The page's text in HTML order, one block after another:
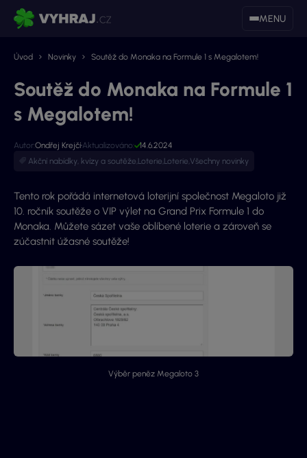
MENU
Úvod Novinky Soutěž do Monaka na Formule 1 s Megalotem!
Soutěž do Monaka na Formule 1
s Megalotem!
Autor:Ondřej Krejčí Aktualizováno:
14.6.2024
Akční nabídky, kvízy a soutěže,Loterie,Loterie,Všechny novinky
Tento rok pořádá internetová loterijní společnost Megaloto již
10. ročník soutěže o VIP výlet na Grand Prix Formule 1 do
Monaka. Můžete sázet vaše oblíbené loterie a zároveň se
zúčastnit úžasné soutěže!
Výběr peněz Megaloto 3